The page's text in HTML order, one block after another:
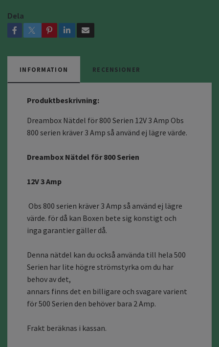
Dela
INFORMATION RECENSIONER
Produktbeskrivning:
Dreambox Nätdel för 800 Serien 12V 3 Amp Obs
800 serien kräver 3 Amp så använd ej lägre värde.
Dreambox Nätdel för 800 Serien
12V 3 Amp
Obs 800 serien kräver 3 Amp så använd ej lägre
värde. för då kan Boxen bete sig konstigt och
inga garantier gäller då.
Denna nätdel kan du också använda till hela 500
Serien har lite högre strömstyrka om du har
behov av det,
annars finns det en billigare och svagare varient
för 500 Serien den behöver bara 2 Amp.
Frakt beräknas i kassan.